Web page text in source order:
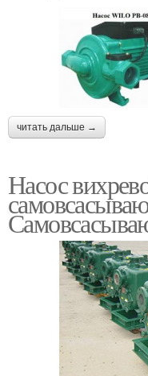
читать дальше →
Насос